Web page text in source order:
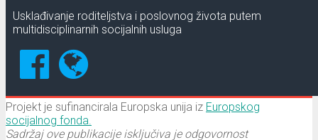
Usklađivanje roditeljstva i poslovnog života putem
multidisciplinarnih socijalnih usluga
Projekt je sufinancirala Europska unija iz Europskog
socijalnog fonda.
Sadržaj ove publikacije isključiva je odgovornost